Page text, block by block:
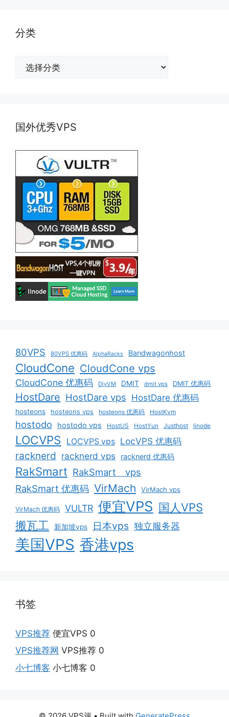
分类
国外优秀VPS
80VPS 80VPS 优惠码 AlphaRacks Bandwagonhost
CloudCone CloudCone vps
CloudCone 优惠码 DiyVM DMIT dmit vps DMIT 优惠码
HostDare HostDare vps HostDare 优惠码
hosteons hosteons vps hosteons 优惠码 HostKvm
hostodo hostodo vps HostUS HostYun Justhost linode
LOCVPS LOCVPS vps LocVPS 优惠码
racknerd racknerd vps racknerd 优惠码
RakSmart RakSmart vps
RakSmart 优惠码 VirMach VirMach vps
VirMach 优惠码 VULTR 便宜VPS 国人VPS
搬瓦工
新加坡vps 日本vps 独立服务器
美国VPS 香港vps
书签
VPS推荐 便宜VPS 0
VPS推荐网 VPS推荐 0
小七博客 小七博客 0